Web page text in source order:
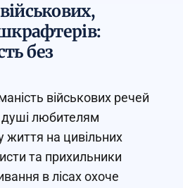
без
військових речей
любителям
життя на цивільних
та прихильники
в лісах охоче